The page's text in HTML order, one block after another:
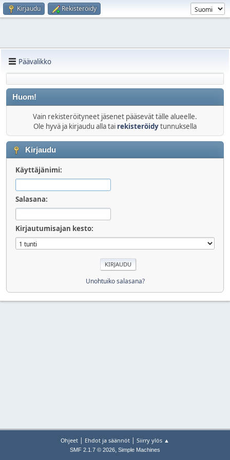
Kirjaudu Rekisteröidy
Päävalikko
Huom!
Vain rekisteröityneet jäsenet pääsevät tälle alueelle.
Ole hyvä ja kirjaudu alla tai rekisteröidytunnuksella
Kirjaudu
Käyttäjänimi:
Salasana:
Kirjautumisajan kesto:
Unohtuiko salasana?
Ohjeet | Ehdot ja säännöt | Siirry ylös ▲
SMF 2.1.7 © 2026, Simple Machines